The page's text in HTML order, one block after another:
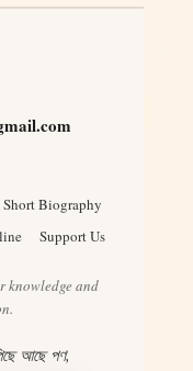
Biography
Support Us
knowledge and
আছে পণ,